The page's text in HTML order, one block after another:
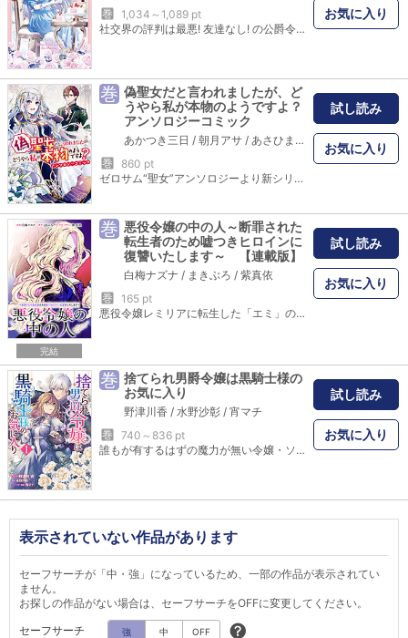
巻
1,034～1,089 pt
社交界の評判は最悪! 友達なし! の公爵令嬢ジュベリアンは前世の記憶を思い出し、自分が小説の悪役令嬢に転生していることに気づく!このままでは、たった一人の家族であるお父さんと恋人に見捨てられ、サイコパスで残忍な皇太子に拷問されそうになり、自ら命を絶つ運命に――!!破滅エンドを回避すべく、まずは自分を愛していない恋人と別れ、ひっそりと生きていこうと思ったのに、なぜか娘を愛していないお父さんが自分を放っておいてくれず…!?それぞれの想いが交錯する、すれ違いの溺愛ラブファンタジー!!
お気に入り
巻 偽聖女だと言われましたが、ど
うやら私が本物のようですよ？
アンソロジーコミック
あかつき三日 / 朝月アサ / あさひまち / あずあず /アズマ
巻
860 pt
ゼロサム“聖女”アンソロジーより新シリーズ登場！なんで聖女（わたし）がこんな目に～～っ！？「小説家になろう」掲載、聖女の魅力たっぷりな人気読み切り5本を収録!! 【収録作品】カバーイラスト：桜花舞 「どうやら私が聖女なのですが、望み通り追放されてあげようと思います。」おだやか 原作：sasasa 自由を欲した少女は、もう一人の候補者を聖女に仕立てあげて…？ 「偽聖女という理由で婚約破棄されましたが元々聖女ではなく代理聖女です」アズマミドリ 原作：公社 偽聖女であるとして婚約破棄を宣言された私。そもそも代理聖女です！ 「え？ 姉じゃなくて私が聖女だったんですか？」奈院ゆりえ 原作：榛名丼 家族に虐げられた少女の目の前に現れたのは、王家の使いという男性で…？ 「婚約者の浮気相手が懺悔しにやってきたので、まとめて断罪することにしました」綾瀬きょうな 原作：七瀬ゆゆ 神と民の橋渡しをする大聖女の元に婚約者の浮気相手が現れ…!? 「捨てられた邪気食い聖女は、血まみれ公爵様に溺愛される」黒間 原作：来須みかん 邪気を取り込み浄化する能力を持つ聖女は、血まみれ公爵の元へ追いやられ――。
試し読み
お気に入り
完結
巻 悪役令嬢の中の人～断罪された
転生者のため嘘つきヒロインに
復讐いたします～ 【連載版】
白梅ナズナ / まきぶろ / 紫真依
巻
165 pt
悪役令嬢レミリアに転生した「エミ」の冤罪を晴らすため、中から見守っていた本来のレミリアが目を覚ます――。本物の悪役による復讐劇が始まる！ 一迅社ノベルス「悪役令嬢の中の人」待望のコミカライズ化！【本商品は単話コンテンツとなります。単行本版と収録内容が異なる場合がございます。漫画内の告知等は過去のものとなりますので、ご注意ください。】
試し読み
お気に入り
巻 捨てられ男爵令嬢は黒騎士様の
お気に入り
野津川香 / 水野沙彰 / 宵マチ
巻
740～836 pt
誰もが有するはずの魔力が無い令嬢・ソフィア。両親亡きあと叔父家族から不遇な扱いを受けていたが、ついに従妹に婚約者を奪われ、屋敷からも追い出されてしまう。行くあてもなく途方にくれていた森の中、強大な魔力と冷徹さで“黒騎士”と恐れられている侯爵ギルバートに拾われて……? 原作者・水野沙彰先生の書き下ろしSSも収録！
試し読み
お気に入り
表示されていない作品があります
セーフサーチが「中・強」になっているため、一部の作品が表示されてい
ません。
お探しの作品がない場合は、セーフサーチをOFFに変更してください。
セーフサーチ
強 中 OFF